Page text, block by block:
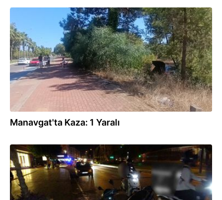
Manavgat'ta Kaza: 1 Yaralı
31.07.2026